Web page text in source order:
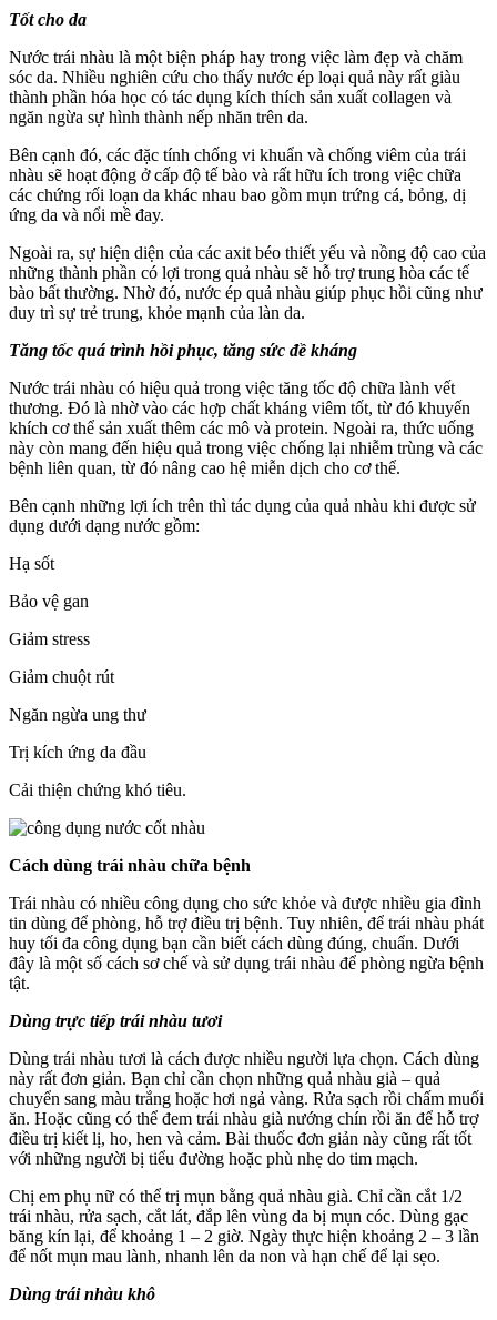
Tốt cho da
Nước trái nhàu là một biện pháp hay trong việc làm đẹp và chăm
sóc da. Nhiều nghiên cứu cho thấy nước ép loại quả này rất giàu
thành phần hóa học có tác dụng kích thích sản xuất collagen và
ngăn ngừa sự hình thành nếp nhăn trên da.
Bên cạnh đó, các đặc tính chống vi khuẩn và chống viêm của trái
nhàu sẽ hoạt động ở cấp độ tế bào và rất hữu ích trong việc chữa
các chứng rối loạn da khác nhau bao gồm mụn trứng cá, bỏng, dị
ứng da và nổi mề đay.
Ngoài ra, sự hiện diện của các axit béo thiết yếu và nồng độ cao của
những thành phần có lợi trong quả nhàu sẽ hỗ trợ trung hòa các tế
bào bất thường. Nhờ đó, nước ép quả nhàu giúp phục hồi cũng như
duy trì sự trẻ trung, khỏe mạnh của làn da.
Tăng tốc quá trình hồi phục, tăng sức đề kháng
Nước trái nhàu có hiệu quả trong việc tăng tốc độ chữa lành vết
thương. Đó là nhờ vào các hợp chất kháng viêm tốt, từ đó khuyến
khích cơ thể sản xuất thêm các mô và protein. Ngoài ra, thức uống
này còn mang đến hiệu quả trong việc chống lại nhiễm trùng và các
bệnh liên quan, từ đó nâng cao hệ miễn dịch cho cơ thể.
Bên cạnh những lợi ích trên thì tác dụng của quả nhàu khi được sử
dụng dưới dạng nước gồm:
Hạ sốt
Bảo vệ gan
Giảm stress
Giảm chuột rút
Ngăn ngừa ung thư
Trị kích ứng da đầu
Cải thiện chứng khó tiêu.
Cách dùng trái nhàu chữa bệnh
Trái nhàu có nhiều công dụng cho sức khỏe và được nhiều gia đình
tin dùng để phòng, hỗ trợ điều trị bệnh. Tuy nhiên, để trái nhàu phát
huy tối đa công dụng bạn cần biết cách dùng đúng, chuẩn. Dưới
đây là một số cách sơ chế và sử dụng trái nhàu để phòng ngừa bệnh
tật.
Dùng trực tiếp trái nhàu tươi
Dùng trái nhàu tươi là cách được nhiều người lựa chọn. Cách dùng
này rất đơn giản. Bạn chỉ cần chọn những quả nhàu già – quả
chuyển sang màu trắng hoặc hơi ngả vàng. Rửa sạch rồi chấm muối
ăn. Hoặc cũng có thể đem trái nhàu già nướng chín rồi ăn để hỗ trợ
điều trị kiết lị, ho, hen và cảm. Bài thuốc đơn giản này cũng rất tốt
với những người bị tiểu đường hoặc phù nhẹ do tim mạch.
Chị em phụ nữ có thể trị mụn bằng quả nhàu già. Chỉ cần cắt 1/2
trái nhàu, rửa sạch, cắt lát, đắp lên vùng da bị mụn cóc. Dùng gạc
băng kín lại, để khoảng 1 – 2 giờ. Ngày thực hiện khoảng 2 – 3 lần
để nốt mụn mau lành, nhanh lên da non và hạn chế để lại sẹo.
Dùng trái nhàu khô